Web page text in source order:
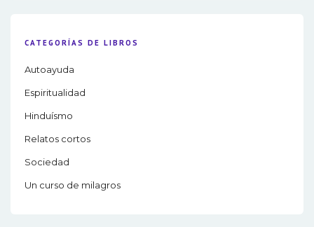
CATEGORÍAS DE LIBROS
Autoayuda
Espiritualidad
Hinduísmo
Relatos cortos
Sociedad
Un curso de milagros